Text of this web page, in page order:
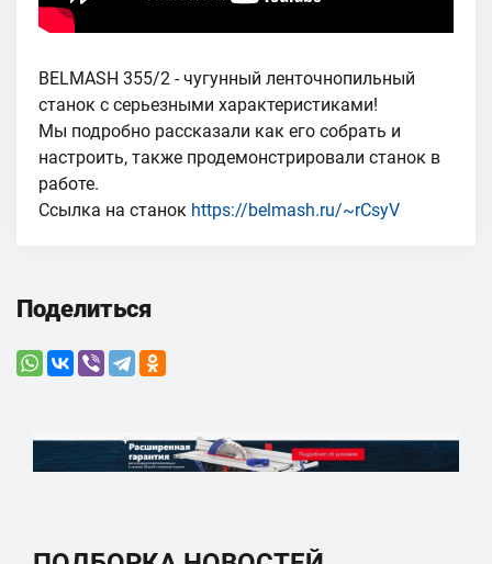
BELMASH 355/2 - чугунный ленточнопильный
станок с серьезными характеристиками!
Мы подробно рассказали как его собрать и
настроить, также продемонстрировали станок в
работе.
Ссылка на станок https://belmash.ru/~rCsyV
Поделиться